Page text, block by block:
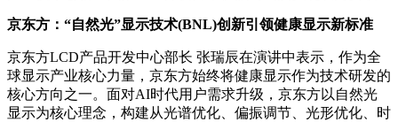
京东方：“自然光”显示技术(BNL)创新引领健康显示新标准
京东方LCD产品开发中心部长 张瑞辰在演讲中表示，作为全
球显示产业核心力量，京东方始终将健康显示作为技术研发的
核心方向之一。面对AI时代用户需求升级，京东方以自然光
显示为核心理念，构建从光谱优化、偏振调节、光形优化、时